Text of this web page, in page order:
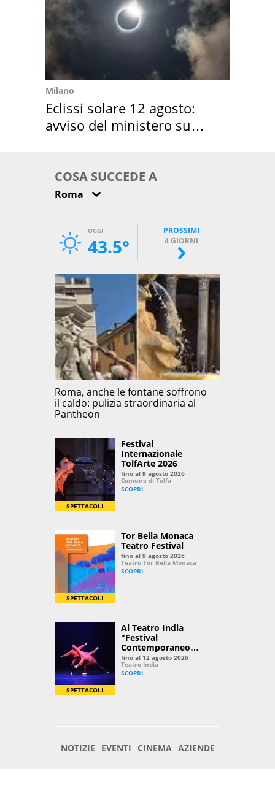
Milano
Eclissi solare 12 agosto:
avviso del ministero su